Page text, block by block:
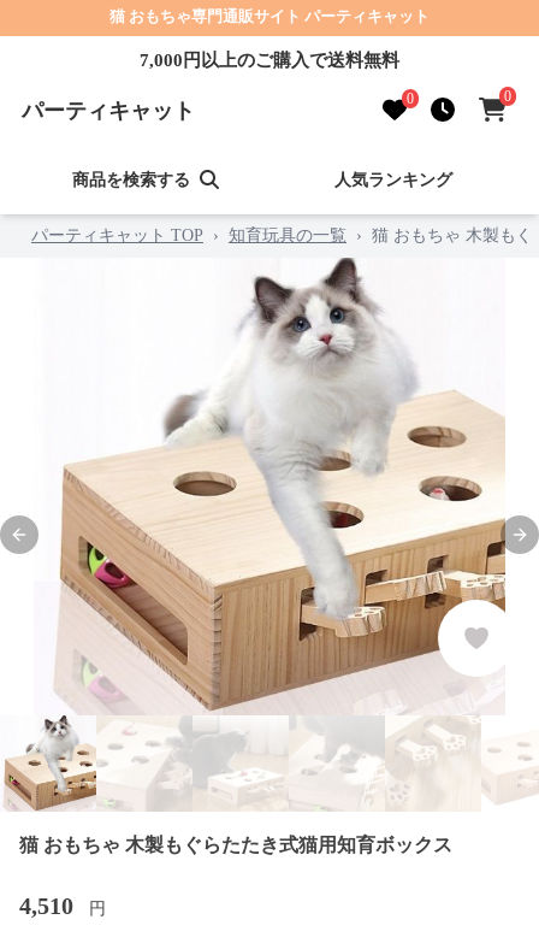
猫 おもちゃ専門通販サイト パーティキャット
7,000円以上のご購入で送料無料
パーティキャット 0 0
商品を検索する 人気ランキング
パーティキャット TOP › 知育玩具の一覧 › 猫 おもちゃ 木製も
Previous slide
猫 おもちゃ 木製もぐらたたき式猫用知育ボックス
4,510 円